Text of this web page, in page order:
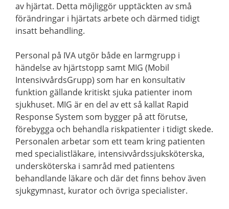
av hjärtat. Detta möjliggör upptäckten av små
förändringar i hjärtats arbete och därmed tidigt
insatt behandling.
Personal på IVA utgör både en larmgrupp i
händelse av hjärtstopp samt MIG (Mobil
IntensivvårdsGrupp) som har en konsultativ
funktion gällande kritiskt sjuka patienter inom
sjukhuset. MIG är en del av ett så kallat Rapid
Response System som bygger på att förutse,
förebygga och behandla riskpatienter i tidigt skede.
Personalen arbetar som ett team kring patienten
med specialistläkare, intensivvårdssjuksköterska,
undersköterska i samråd med patientens
behandlande läkare och där det finns behov även
sjukgymnast, kurator och övriga specialister.